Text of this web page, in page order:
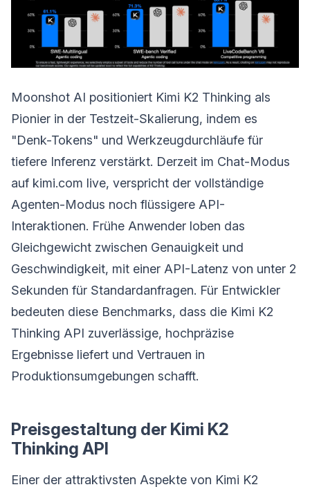
Moonshot AI positioniert Kimi K2 Thinking als
Pionier in der Testzeit-Skalierung, indem es
"Denk-Tokens" und Werkzeugdurchläufe für
tiefere Inferenz verstärkt. Derzeit im Chat-Modus
auf kimi.com live, verspricht der vollständige
Agenten-Modus noch flüssigere API-
Interaktionen. Frühe Anwender loben das
Gleichgewicht zwischen Genauigkeit und
Geschwindigkeit, mit einer API-Latenz von unter 2
Sekunden für Standardanfragen. Für Entwickler
bedeuten diese Benchmarks, dass die Kimi K2
Thinking API zuverlässige, hochpräzise
Ergebnisse liefert und Vertrauen in
Produktionsumgebungen schafft.
Preisgestaltung der Kimi K2
Thinking API
Einer der attraktivsten Aspekte von Kimi K2